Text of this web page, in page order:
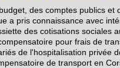
des comptes publics et
a pris connaissance avec
des cotisations sociales
pour frais de
de l'hospitalisation privée
de transport en